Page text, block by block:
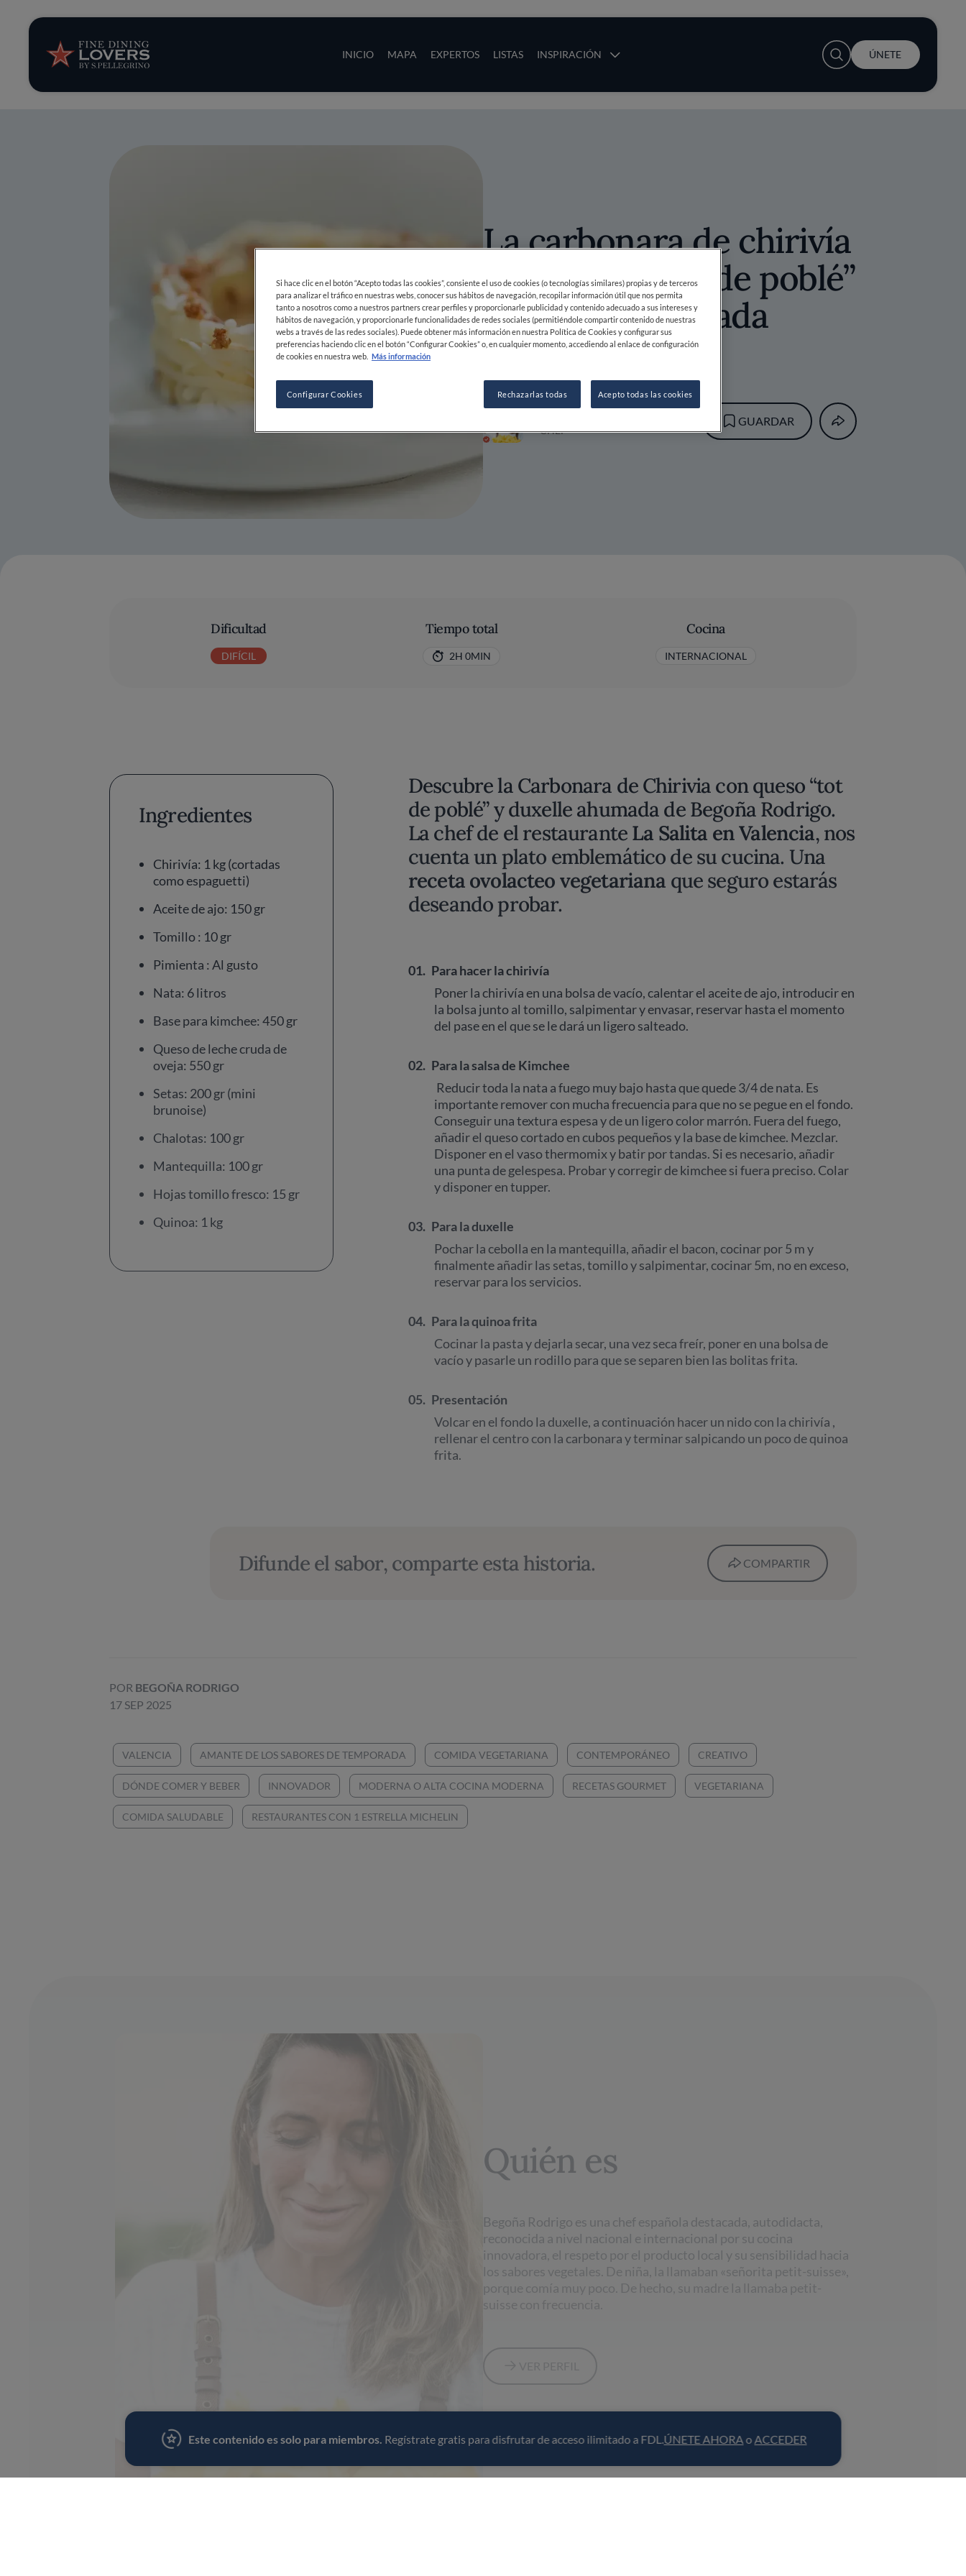
INICIO MAPA EXPERTOS LISTAS INSPIRACIÓN
Opinión y noticias
Recetas
User account menu
ÚNETE
La carbonara de chirivía
con queso “tot de poblé”
y duxelle ahumada
CHEF
GUARDAR
Dificultad
DIFÍCIL
Tiempo total
2H 0MIN
Cocina
INTERNACIONAL
Ingredientes
Chirivía: 1 kg (cortadas
como espaguetti)
Aceite de ajo: 150 gr
Tomillo : 10 gr
Pimienta : Al gusto
Nata: 6 litros
Base para kimchee: 450 gr
Queso de leche cruda de
oveja: 550 gr
Setas: 200 gr (mini
brunoise)
Chalotas: 100 gr
Mantequilla: 100 gr
Hojas tomillo fresco: 15 gr
Quinoa: 1 kg
Descubre la Carbonara de Chirivia con queso “tot
de poblé” y duxelle ahumada de Begoña Rodrigo.
La chef de el restauranteLa Salita en Valencia, nos
cuenta un plato emblemático de su cucina. Una
receta ovolacteo vegetariana que seguro estarás
deseando probar.
01. Para hacer la chirivía
Poner la chirivía en una bolsa de vacío, calentar el aceite de ajo, introducir en
la bolsa junto al tomillo, salpimentar y envasar, reservar hasta el momento
del pase en el que se le dará un ligero salteado.
02. Para la salsa de Kimchee
Reducir toda la nata a fuego muy bajo hasta que quede 3/4 de nata. Es
importante remover con mucha frecuencia para que no se pegue en el fondo.
Conseguir una textura espesa y de un ligero color marrón. Fuera del fuego,
añadir el queso cortado en cubos pequeños y la base de kimchee. Mezclar.
Disponer en el vaso thermomix y batir por tandas. Si es necesario, añadir
una punta de gelespesa. Probar y corregir de kimchee si fuera preciso. Colar
y disponer en tupper.
03. Para la duxelle
Pochar la cebolla en la mantequilla, añadir el bacon, cocinar por 5 m y
finalmente añadir las setas, tomillo y salpimentar, cocinar 5m, no en exceso,
reservar para los servicios.
04. Para la quinoa frita
Cocinar la pasta y dejarla secar, una vez seca freír, poner en una bolsa de
vacío y pasarle un rodillo para que se separen bien las bolitas frita.
05. Presentación
Volcar en el fondo la duxelle, a continuación hacer un nido con la chirivía ,
rellenar el centro con la carbonara y terminar salpicando un poco de quinoa
frita.
Difunde el sabor, comparte esta historia. COMPARTIR
POR BEGOÑA RODRIGO
17 SEP 2025
VALENCIA AMANTE DE LOS SABORES DE TEMPORADA COMIDA VEGETARIANA CONTEMPORÁNEO CREATIVO
DÓNDE COMER Y BEBER INNOVADOR MODERNA O ALTA COCINA MODERNA RECETAS GOURMET VEGETARIANA
COMIDA SALUDABLE RESTAURANTES CON 1 ESTRELLA MICHELIN
Quién es
Begoña Rodrigo es una chef española destacada, autodidacta,
reconocida a nivel nacional e internacional por su cocina
innovadora, el respeto por el producto local y su sensibilidad hacia
los sabores vegetales. De niña, la llamaban «señorita petit-suisse»,
porque comía muy poco. De hecho, su madre la llamaba petit-
suisse con frecuencia.
Este contenido es solo para miembros. Regístrate gratis para disfrutar de acceso ilimitado a FDL. ÚNETE AHORA o ACCEDER
Si hace clic en el botón “Acepto todas las cookies”, consiente el uso de cookies (o tecnologías similares) propias y de terceros
para analizar el tráfico en nuestras webs, conocer sus hábitos de navegación, recopilar información útil que nos permita
tanto a nosotros como a nuestros partners crear perfiles y proporcionarle publicidad y contenido adecuado a sus intereses y
hábitos de navegación, y proporcionarle funcionalidades de redes sociales (permitiéndole compartir contenido de nuestras
webs a través de las redes sociales). Puede obtener más información en nuestra Política de Cookies y configurar sus
preferencias haciendo clic en el botón “Configurar Cookies” o, en cualquier momento, accediendo al enlace de configuración
de cookies en nuestra web. Más información
Configurar Cookies Rechazarlas todas Acepto todas las cookies